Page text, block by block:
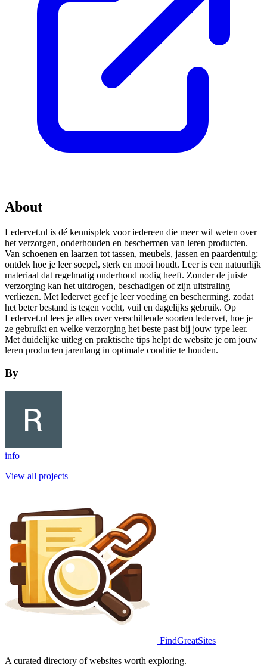
About
Ledervet.nl is dé kennisplek voor iedereen die meer wil weten over
het verzorgen, onderhouden en beschermen van leren producten.
Van schoenen en laarzen tot tassen, meubels, jassen en paardentuig:
ontdek hoe je leer soepel, sterk en mooi houdt. Leer is een natuurlijk
materiaal dat regelmatig onderhoud nodig heeft. Zonder de juiste
verzorging kan het uitdrogen, beschadigen of zijn uitstraling
verliezen. Met ledervet geef je leer voeding en bescherming, zodat
het beter bestand is tegen vocht, vuil en dagelijks gebruik. Op
Ledervet.nl lees je alles over verschillende soorten ledervet, hoe je
ze gebruikt en welke verzorging het beste past bij jouw type leer.
Met duidelijke uitleg en praktische tips helpt de website je om jouw
leren producten jarenlang in optimale conditie te houden.
By
info
View all projects
FindGreatSites
A curated directory of websites worth exploring.